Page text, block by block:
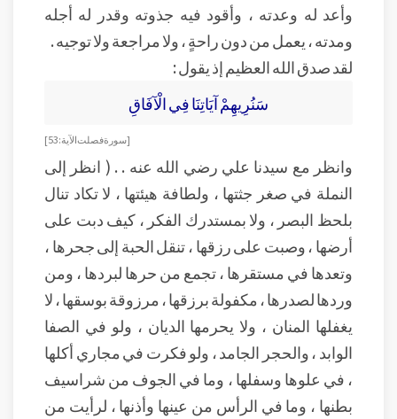
وأعد له وعدته ، وأقود فيه جذوته وقدر له أجله
ومدته ، يعمل من دون راحةٍ ، ولا مراجعة ولا توجيه .
لقد صدق الله العظيم إذ يقول :
سَنُرِيهِمْ آيَاتِنَا فِي الْآفَاقِ
[ سورة فصلت الآية : 53 ]
وانظر مع سيدنا علي رضي الله عنه . . ( انظر إلى
النملة في صغر جثتها ، ولطافة هيئتها ، لا تكاد تنال
بلحظ البصر ، ولا بمستدرك الفكر ، كيف دبت على
أرضها ، وصبت على رزقها ، تنقل الحبة إلى جحرها ،
وتعدها في مستقرها ، تجمع من حرها لبردها ، ومن
وردها لصدرها ، مكفولة برزقها ، مرزوقة بوسقها ، لا
يغفلها المنان ، ولا يحرمها الديان ، ولو في الصفا
الوابد ، والحجر الجامد ، ولو فكرت في مجاري أكلها
، في علوها وسفلها ، وما في الجوف من شراسيف
بطنها ، وما في الرأس من عينها وأذنها ، لرأيت من